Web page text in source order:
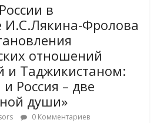
в
И.С.Лякина-Фролова
отношений
и Таджикистаном:
Россия – две
души»
0 Комментариев